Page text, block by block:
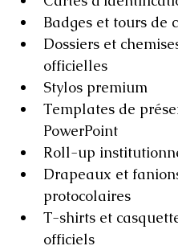
Badges et tours de
Dossiers et
officielles
Stylos premium
Templates de
PowerPoint
Roll-up
Drapeaux et
protocolaires
T-shirts et
officiels